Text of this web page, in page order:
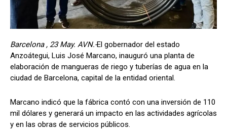
Barcelona , 23 May. AVN.-El gobernador del estado
Anzoátegui, Luis José Marcano, inauguró una planta de
elaboración de mangueras de riego y tuberías de agua en la
ciudad de Barcelona, capital de la entidad oriental.
Marcano indicó que la fábrica contó con una inversión de 110
mil dólares y generará un impacto en las actividades agrícolas
y en las obras de servicios públicos.